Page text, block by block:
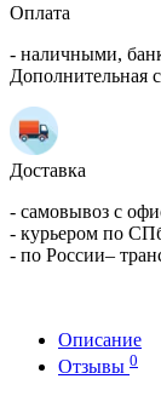
Оплата
- наличными,
Дополнительная
Доставка
- самовывоз с
- курьером по
- по России–
Описание
Отзывы 0